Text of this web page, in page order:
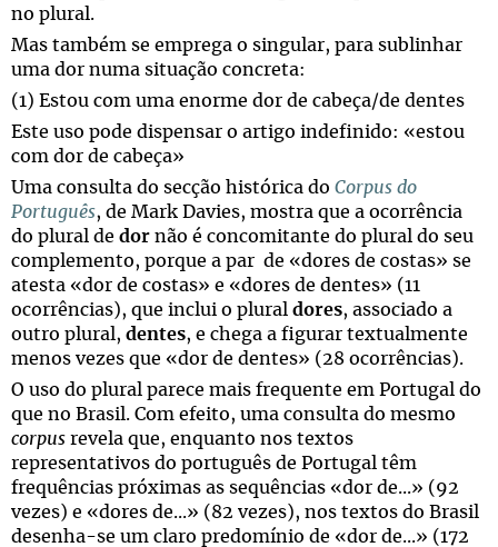
no plural.
Mas também se emprega o singular, para sublinhar
uma dor numa situação concreta:
(1) Estou com uma enorme dor de cabeça/de dentes
Este uso pode dispensar o artigo indefinido: «estou
com dor de cabeça»
Uma consulta do secção histórica do Corpus do
Português, de Mark Davies, mostra que a ocorrência
do plural de dor não é concomitante do plural do seu
complemento, porque a par de «dores de costas» se
atesta «dor de costas» e «dores de dentes» (11
ocorrências), que inclui o plural dores, associado a
outro plural, dentes, e chega a figurar textualmente
menos vezes que «dor de dentes» (28 ocorrências).
O uso do plural parece mais frequente em Portugal do
que no Brasil. Com efeito, uma consulta do mesmo
corpus revela que, enquanto nos textos
representativos do português de Portugal têm
frequências próximas as sequências «dor de...» (92
vezes) e «dores de...» (82 vezes), nos textos do Brasil
desenha-se um claro predomínio de «dor de...» (172